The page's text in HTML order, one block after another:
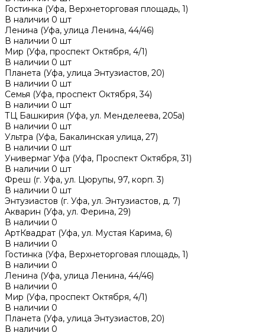
Гостинка (Уфа, Верхнеторговая площадь, 1)
В наличии 0 шт
Ленина (Уфа, улица Ленина, 44/46)
В наличии 0 шт
Мир (Уфа, проспект Октября, 4/1)
В наличии 0 шт
Планета (Уфа, улица Энтузиастов, 20)
В наличии 0 шт
Семья (Уфа, проспект Октября, 34)
В наличии 0 шт
ТЦ Башкирия (Уфа, ул. Менделеева, 205а)
В наличии 0 шт
Ультра (Уфа, Бакалинская улица, 27)
В наличии 0 шт
Универмаг Уфа (Уфа, Проспект Октября, 31)
В наличии 0 шт
Фреш (г‌. Уфа, ул. Цюрупы, 97, корп. 3)
В наличии 0 шт
Энтузиастов (г. Уфа, ул. Энтузиастов, д. 7)
Акварин (Уфа, ул. Ферина, 29)
В наличии 0
АртКвадрат (Уфа, ул. Мустая Карима, 6)
В наличии 0
Гостинка (Уфа, Верхнеторговая площадь, 1)
В наличии 0
Ленина (Уфа, улица Ленина, 44/46)
В наличии 0
Мир (Уфа, проспект Октября, 4/1)
В наличии 0
Планета (Уфа, улица Энтузиастов, 20)
В наличии 0